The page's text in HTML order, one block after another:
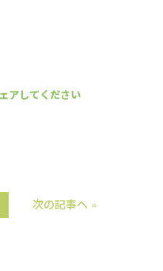
次の記事へ »